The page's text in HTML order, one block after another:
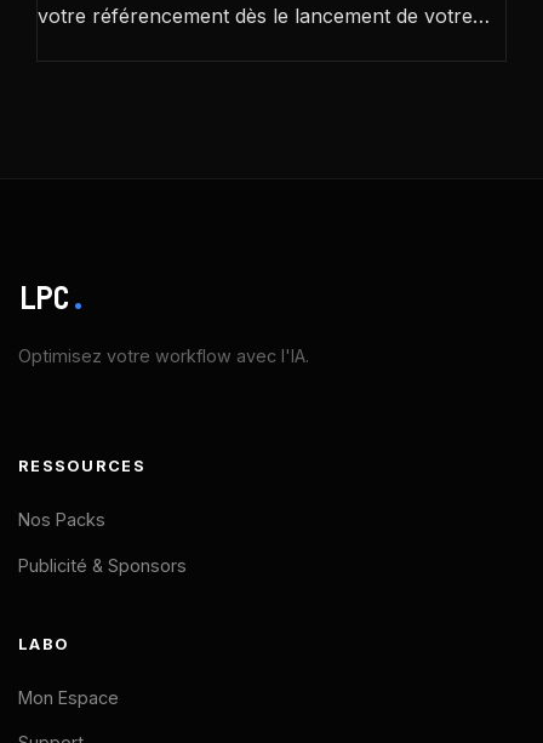
votre référencement dès le lancement de votre…
LPC.
Optimisez votre workflow avec l'IA.
RESSOURCES
Nos Packs
Publicité & Sponsors
LABO
Mon Espace